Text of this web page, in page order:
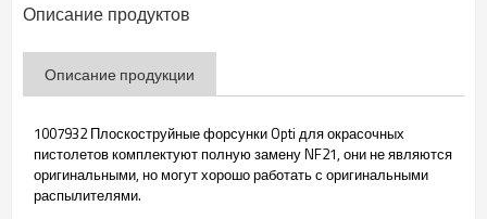
Описание продуктов
Описание продукции
1007932 Плоскоструйные форсунки Opti для окрасочных
пистолетов комплектуют полную замену NF21, они не являются
оригинальными, но могут хорошо работать с оригинальными
распылителями.